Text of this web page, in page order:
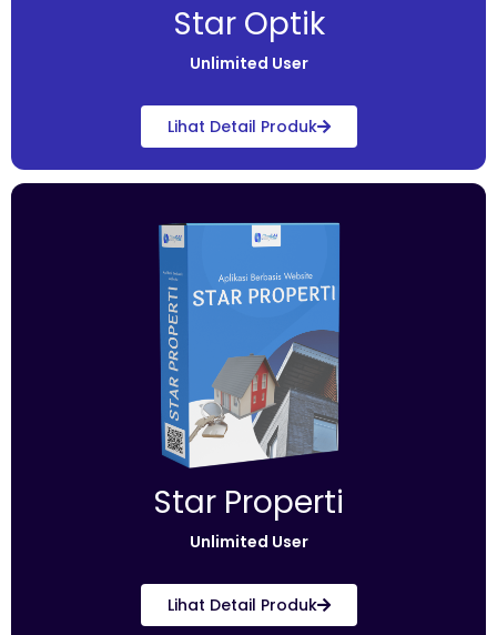
Star Optik
Unlimited User
Lihat Detail Produk
Star Properti
Unlimited User
Lihat Detail Produk